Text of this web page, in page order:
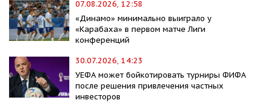
07.08.2026, 12:58
«Динамо» минимально выиграло у
«Карабаха» в первом матче Лиги
конференций
30.07.2026, 14:23
УЕФА может бойкотировать турниры ФИФА
после решения привлечения частных
инвесторов